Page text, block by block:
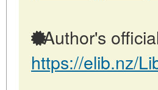
Author's
https://elib.nz/